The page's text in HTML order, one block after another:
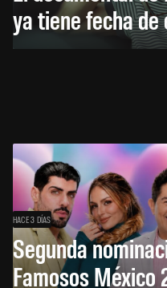
ya tiene fecha
HACE 3 DÍAS
Segunda
Famosos